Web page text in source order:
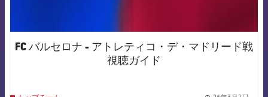
FC バルセロナ - アトレティコ・デ・マドリード戦
視聴ガイド